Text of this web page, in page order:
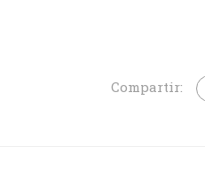
Compartir: